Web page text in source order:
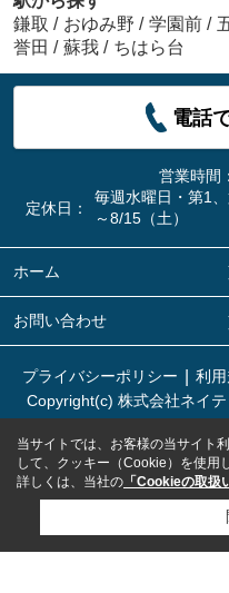
鎌取 / おゆみ野 / 学園前 /
誉田 / 蘇我 / ちはら台
電話
営業時間：
定休日：
毎週水曜日・第1
～8/15（土）
ホーム
お問い合わせ
プライバシーポリシー 利
Copyright(c) 株式会社ネイ
当サイトでは、お客様の当サイト
して、クッキー（Cookie）を使用
詳しくは、当社の 「Cookieの取扱